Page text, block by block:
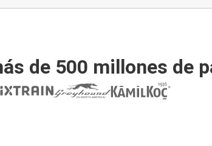
de 500 millones de